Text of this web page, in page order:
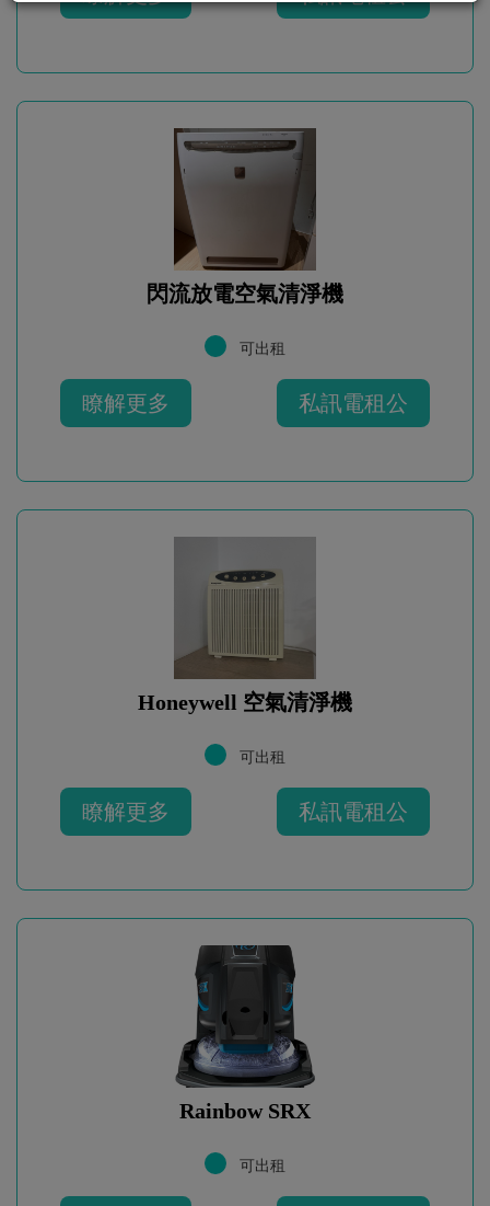
閃流放電空氣清淨機
可出租
瞭解更多 私訊電租公
Honeywell 空氣清淨機
可出租
瞭解更多 私訊電租公
Rainbow SRX
可出租